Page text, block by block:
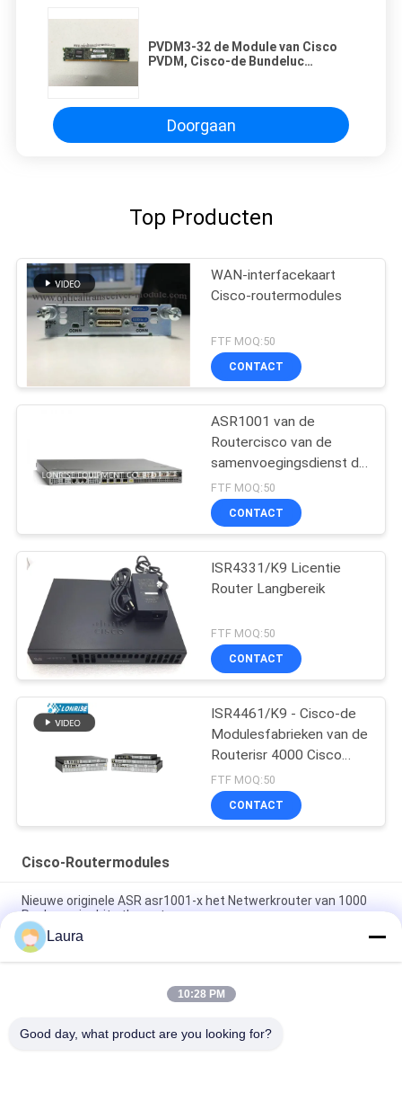
PVDM3-32 de Module van Cisco
PVDM, Cisco-de Bundeluc
Doorgaan
Top Producten
WAN-interfacekaart
Cisco-routermodules
FTF MOQ:50
CONTACT
ASR1001 van de
Routercisco van de
samenvoegingsdienst de
Fabrieken van de
Routermodules
FTF MOQ:50
CONTACT
ISR4331/K9 Licentie
Router Langbereik
FTF MOQ:50
CONTACT
ISR4461/K9 - Cisco-de
Modulesfabrieken van de
Routerisr 4000 Cisco
Router
FTF MOQ:50
CONTACT
Cisco-Routermodules
Nieuwe originele ASR asr1001-x het Netwerkrouter van 1000
Reeksengigabit ethernet
C9300 - NM - 2Q = Katalysator 9300 2 Reserveonderdelen van
de het Netwerkmodule van X 40GE
Van de Routermodules 2GE 4G van ISR 4221 Cisco van de
Laura
10:28 PM
Good day, what product are you looking for?